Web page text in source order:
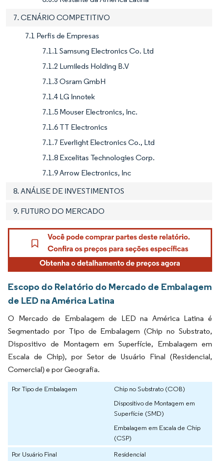
7. CENÁRIO COMPETITIVO
7.1 Perfis de Empresas
7.1.1 Samsung Electronics Co. Ltd
7.1.2 Lumileds Holding B.V
7.1.3 Osram GmbH
7.1.4 LG Innotek
7.1.5 Mouser Electronics, Inc.
7.1.6 TT Electronics
7.1.7 Everlight Electronics Co., Ltd
7.1.8 Excelitas Technologies Corp.
7.1.9 Arrow Electronics, Inc
8. ANÁLISE DE INVESTIMENTOS
9. FUTURO DO MERCADO
Escopo do Relatório do Mercado de Embalagem
de LED na América Latina
O Mercado de Embalagem de LED na América Latina é
Segmentado por Tipo de Embalagem (Chip no Substrato,
Dispositivo de Montagem em Superfície, Embalagem em
Escala de Chip), por Setor de Usuário Final (Residencial,
Comercial) e por Geografia.
Por Tipo de Embalagem
Chip no Substrato (COB)
Dispositivo de Montagem em
Superfície (SMD)
Embalagem em Escala de Chip
(CSP)
Por Usuário Final
Residencial